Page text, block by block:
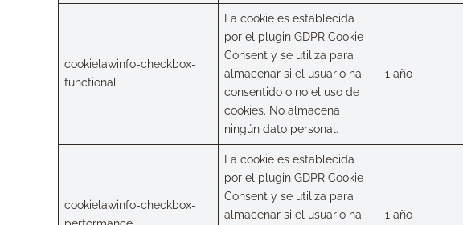
cookielawinfo-checkbox-
functional
La cookie es establecida
por el plugin GDPR Cookie
Consent y se utiliza para
almacenar si el usuario ha
consentido o no el uso de
cookies. No almacena
ningún dato personal.
1 año
cookielawinfo-checkbox-
La cookie es establecida
por el plugin GDPR Cookie
Consent y se utiliza para
almacenar si el usuario ha
1 año